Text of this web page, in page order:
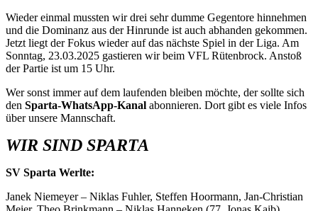
Wieder einmal mussten wir drei sehr dumme Gegentore hinnehmen
und die Dominanz aus der Hinrunde ist auch abhanden gekommen.
Jetzt liegt der Fokus wieder auf das nächste Spiel in der Liga. Am
Sonntag, 23.03.2025 gastieren wir beim VFL Rütenbrock. Anstoß
der Partie ist um 15 Uhr.
Wer sonst immer auf dem laufenden bleiben möchte, der sollte sich
den Sparta-WhatsApp-Kanal abonnieren. Dort gibt es viele Infos
über unsere Mannschaft.
WIR SIND SPARTA
SV Sparta Werlte:
Janek Niemeyer – Niklas Fuhler, Steffen Hoormann, Jan-Christian